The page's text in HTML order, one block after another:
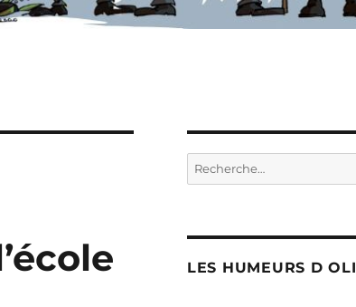
Recherche
pour :
LES HUMEURS D OLI